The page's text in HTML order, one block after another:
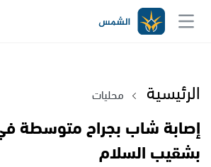
الرئيسية محليات
إصابة شاب بجراح متوسطة
بشقيب السلام